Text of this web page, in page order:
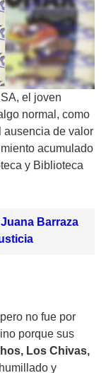
el joven
normal, como
ausencia de valor
acumulado
y Biblioteca
Barraza
no fue por
porque sus
Los Chivas,
y